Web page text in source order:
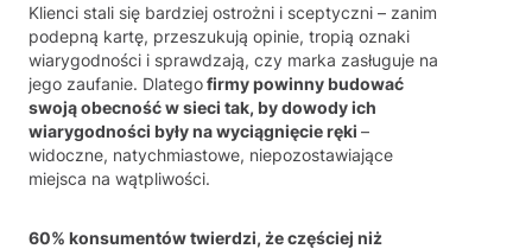
Klienci stali się bardziej ostrożni i sceptyczni – zanim
podepną kartę, przeszukują opinie, tropią oznaki
wiarygodności i sprawdzają, czy marka zasługuje na
jego zaufanie. Dlategofirmy powinny budować
swoją obecność w sieci tak, by dowody ich
wiarygodności były na wyciągnięcie ręki –
widoczne, natychmiastowe, niepozostawiające
miejsca na wątpliwości.
60% konsumentów twierdzi, że częściej niż